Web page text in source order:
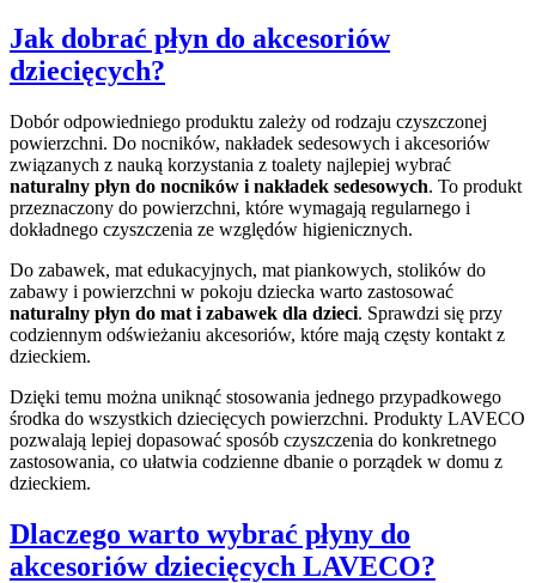
Jak dobrać płyn do akcesoriów
dziecięcych?
Dobór odpowiedniego produktu zależy od rodzaju czyszczonej
powierzchni. Do nocników, nakładek sedesowych i akcesoriów
związanych z nauką korzystania z toalety najlepiej wybrać
naturalny płyn do nocników i nakładek sedesowych. To produkt
przeznaczony do powierzchni, które wymagają regularnego i
dokładnego czyszczenia ze względów higienicznych.
Do zabawek, mat edukacyjnych, mat piankowych, stolików do
zabawy i powierzchni w pokoju dziecka warto zastosować
naturalny płyn do mat i zabawek dla dzieci. Sprawdzi się przy
codziennym odświeżaniu akcesoriów, które mają częsty kontakt z
dzieckiem.
Dzięki temu można uniknąć stosowania jednego przypadkowego
środka do wszystkich dziecięcych powierzchni. Produkty LAVECO
pozwalają lepiej dopasować sposób czyszczenia do konkretnego
zastosowania, co ułatwia codzienne dbanie o porządek w domu z
dzieckiem.
Dlaczego warto wybrać płyny do
akcesoriów dziecięcych LAVECO?